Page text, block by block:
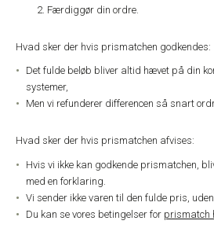
Færdiggør din ordre.
Hvad sker der hvis prismatchen godkendes:
Det fulde beløb bliver altid hævet på din
systemer,
Men vi refunderer differencen så snart
Hvad sker der hvis prismatchen afvises:
Hvis vi ikke kan godkende prismatchen,
med en forklaring.
Vi sender ikke varen til den fulde pris,
Du kan se vores betingelser for prismatch